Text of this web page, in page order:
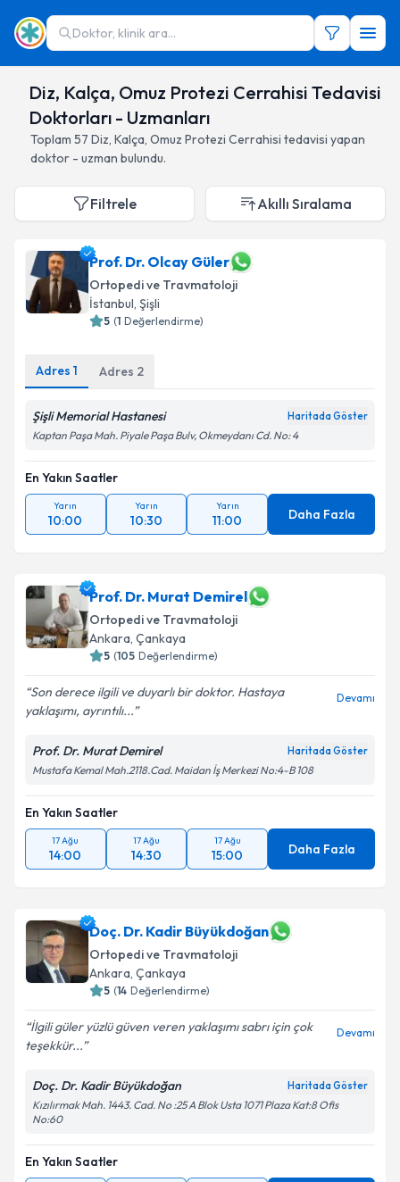
Doktor, klinik ara...
Diz, Kalça, Omuz Protezi Cerrahisi Tedavisi
Doktorları - Uzmanları
Toplam 57 Diz, Kalça, Omuz Protezi Cerrahisi tedavisi yapan
doktor - uzman bulundu.
Filtrele Akıllı Sıralama
Prof. Dr. Olcay Güler
Ortopedi ve Travmatoloji
İstanbul, Şişli
5 (1 Değerlendirme)
Adres 1 Adres 2
Şişli Memorial Hastanesi Haritada Göster
Kaptan Paşa Mah. Piyale Paşa Bulv, Okmeydanı Cd. No: 4
En Yakın Saatler
Yarın
10:00
Yarın
10:30
Yarın
11:00 Daha Fazla
Prof. Dr. Murat Demirel
Ortopedi ve Travmatoloji
Ankara, Çankaya
5 (105 Değerlendirme)
Son derece ilgili ve duyarlı bir doktor. Hastaya
yaklaşımı, ayrıntılı...
Devamı
Prof. Dr. Murat Demirel Haritada Göster
Mustafa Kemal Mah.2118.Cad. Maidan İş Merkezi No:4-B 108
En Yakın Saatler
17 Ağu
14:00
17 Ağu
14:30
17 Ağu
15:00 Daha Fazla
Doç. Dr. Kadir Büyükdoğan
Ortopedi ve Travmatoloji
Ankara, Çankaya
5 (14 Değerlendirme)
İlgili güler yüzlü güven veren yaklaşımı sabrı için çok
teşekkür...
Devamı
Doç. Dr. Kadir Büyükdoğan Haritada Göster
Kızılırmak Mah. 1443. Cad. No :25 A Blok Usta 1071 Plaza Kat:8 Ofis
No:60
En Yakın Saatler